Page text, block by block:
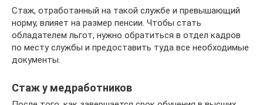
Стаж, отработанный на такой службе и превышающий
норму, влияет на размер пенсии. Чтобы стать
обладателем льгот, нужно обратиться в отдел кадров
по месту службы и предоставить туда все необходимые
документы.
Стаж у медработников